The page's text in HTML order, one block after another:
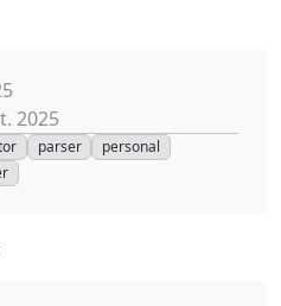
2025
parser
personal